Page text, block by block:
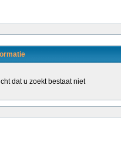
dat u zoekt bestaat niet